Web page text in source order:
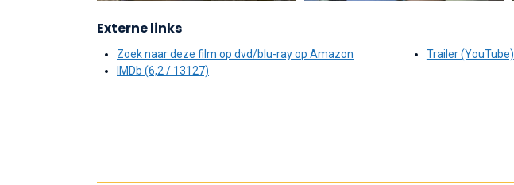
Externe links
Zoek naar deze film op dvd/blu-ray op Amazon
IMDb (6,2 / 13127)
Trailer (YouTube)